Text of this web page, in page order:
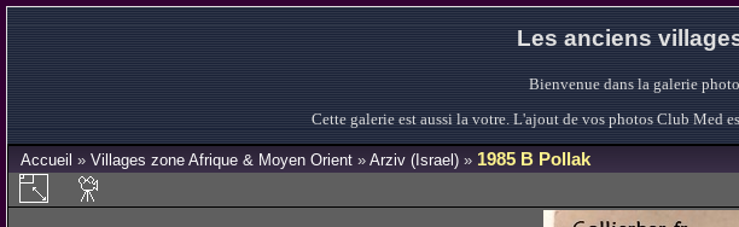
Les anciens
Bienvenue dans la galerie
Cette galerie est aussi la votre. L'ajout de vos photos Club Med
Accueil » Villages zone Afrique & Moyen Orient » Arziv (Israel) » 1985 B Pollak